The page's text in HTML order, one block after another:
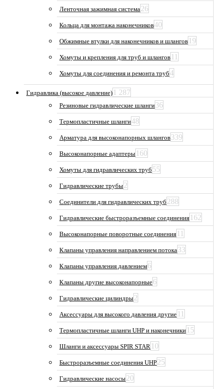
Ленточная зажимная система26
Кольца для монтажа наконечников40
Обжимные втулки для наконечников и шлангов 19
Хомуты и крепления для труб и шлангов 11
Хомуты для соединения и ремонта труб4
Гидравлика (высокое давление) 1 287
Резиновые гидравлические шланги36
Термопластичные шланги48
Арматура для высоконапорных шлангов339
Высоконапорные адаптеры 160
Хомуты для гидравлических труб 55
Гидравлические трубы2
Соединители для гидравлических труб 288
Гидравлические быстроразъемные соединения 162
Высоконапорные поворотные соединения 11
Клапаны управления направлением потока33
Клапаны управления давлением6
Клапаны другие высоконапорные6
Гидравлические цилиндры2
Аксессуары для высокого давления другие 11
Термопластичные шланги UHP и наконечники 15
Шланги и аксессуары SPIR STAR 10
Быстроразъемные соединения UHP25
Гидравлические насосы20